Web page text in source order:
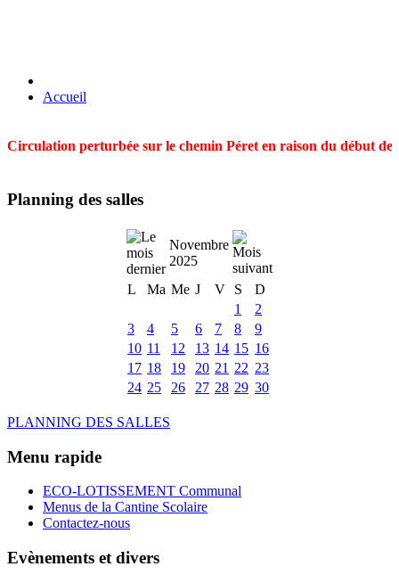
Accueil
Circulation perturbée sur le chemin Péret en raison du début
Planning des salles
Novembre
2025
L
Ma Me J V S
D
1
2
3
4 5 6 7 8
9
10 11 12 13 14 15 16
17 18 19 20 21 22 23
24 25 26 27 28 29 30
PLANNING DES SALLES
Menu rapide
ECO-LOTISSEMENT Communal
Menus de la Cantine Scolaire
Contactez-nous
Evènements et divers